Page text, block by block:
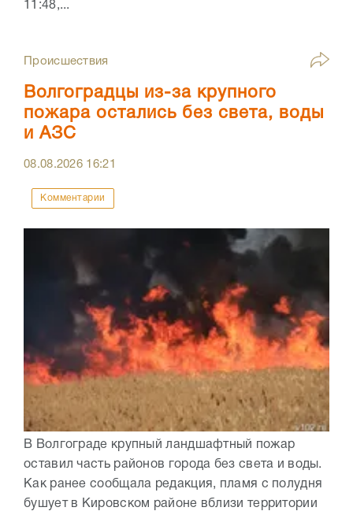
11:48,...
Происшествия
Волгоградцы из-за крупного
пожара остались без света, воды
и АЗС
08.08.2026 16:21
Комментарии
В Волгограде крупный ландшафтный пожар
оставил часть районов города без света и воды.
Как ранее сообщала редакция, пламя с полудня
бушует в Кировском районе вблизи территории